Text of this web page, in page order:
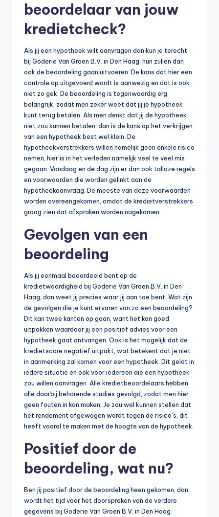
beoordelaar van jouw
kredietcheck?
Als jij een hypotheek wilt aanvragen dan kun je terecht
bij Goderie Van Groen B.V. in Den Haag, hun zullen dan
ook de beoordeling gaan uitvoeren. De kans dat hier een
controle op uitgevoerd wordt is aanwezig en dat is ook
niet zo gek. De beoordeling is tegenwoordig erg
belangrijk, zodat men zeker weet dat jij je hypotheek
kunt terug betalen. Als men denkt dat jij de hypotheek
niet zou kunnen betalen, dan is de kans op het verkrijgen
van een hypotheek best wel klein. De
hypotheekverstrekkers willen namelijk geen enkele risico
nemen, hier is in het verleden namelijk veel te veel mis
gegaan. Vandaag en de dag zijn er dan ook talloze regels
en voorwaarden die worden gelinkt aan de
hypotheekaanvraag. De meeste van deze voorwaarden
worden overeengekomen, omdat de kredietverstrekkers
graag zien dat afspraken worden nagekomen.
Gevolgen van een
beoordeling
Als jij eenmaal beoordeeld bent op de
kredietwaardigheid bij Goderie Van Groen B.V. in Den
Haag, dan weet jij precies waar jij aan toe bent. Wat zijn
de gevolgen die je kunt ervaren van zo een beoordeling?
Dit kan twee kanten op gaan, want het kan goed
uitpakken waardoor jij een positief advies voor een
hypotheek gaat ontvangen. Ook is het mogelijk dat de
kredietscore negatief uitpakt, wat betekent dat je niet
in aanmerking zal komen voor een hypotheek. Dit geldt in
iedere situatie en ook voor iedereen die een hypotheek
zou willen aanvragen. Alle kredietbeoordelaars hebben
alle daarbij behorende studies gevolgd, zodat men hier
geen fouten in kan maken. Je zou wel kunnen stellen dat
het rendement afgewogen wordt tegen de risico’s, dit
heeft vooral te maken met de hoogte van de hypotheek.
Positief door de
beoordeling, wat nu?
Ben jij positief door de beoordeling heen gekomen, dan
wordt het tijd voor het doorspreken van de verdere
gegevens bij Goderie Van Groen B.V. in Den Haag.